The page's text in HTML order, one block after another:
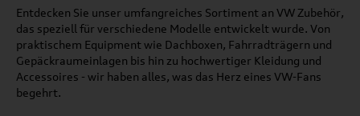
Entdecken Sie unser umfangreiches Sortiment an VW Zubehör,
das speziell für verschiedene Modelle entwickelt wurde. Von
praktischem Equipment wie Dachboxen, Fahrradträgern und
Gepäckraumeinlagen bis hin zu hochwertiger Kleidung und
Accessoires - wir haben alles, was das Herz eines VW-Fans
begehrt.